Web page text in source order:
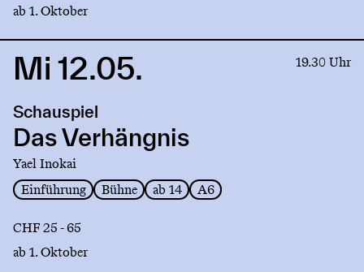
ab 1. Oktober
Link
Das
Verhängnis
Mi 12.05. 19.30 Uhr
Schauspiel
Das Verhängnis
Yael Inokai
Einführung
Bühne ab 14 A6
CHF 25 - 65
ab 1. Oktober